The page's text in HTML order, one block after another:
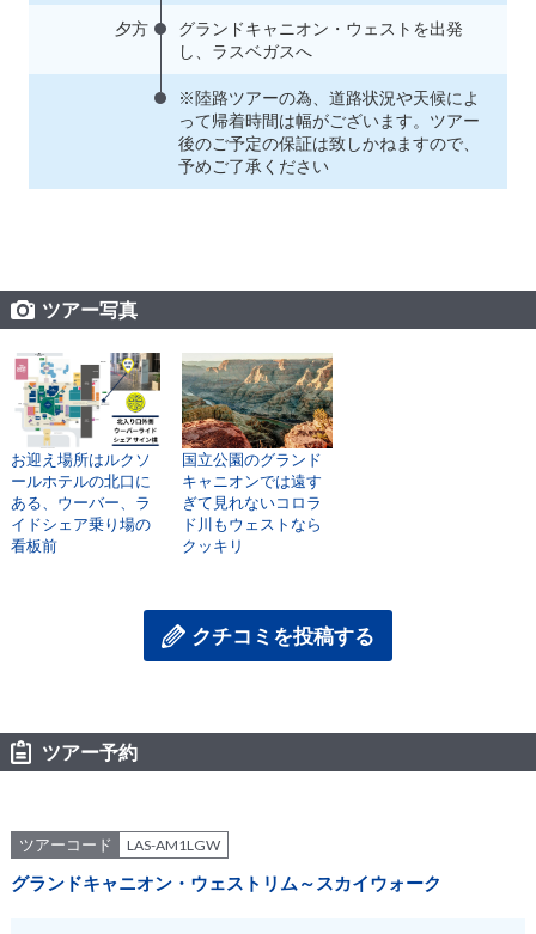
夕方
グランドキャニオン・ウェストを出発
し、ラスベガスへ
※陸路ツアーの為、道路状況や天候によ
って帰着時間は幅がございます。ツアー
後のご予定の保証は致しかねますので、
予めご了承ください
ツアー写真
お迎え場所はルクソ
ールホテルの北口に
ある、ウーバー、ラ
イドシェア乗り場の
看板前
国立公園のグランド
キャニオンでは遠す
ぎて見れないコロラ
ド川もウェストなら
クッキリ
クチコミを投稿する
ツアー予約
ツアーコード LAS-AM1LGW
グランドキャニオン・ウェストリム～スカイウォーク